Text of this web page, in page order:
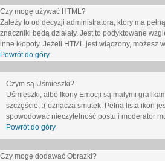
Czy mogę używać HTML?
Zależy to od decyzji administratora, który ma
znaczniki będą działały. Jest to podyktowane
inne kłopoty. Jeżeli HTML jest włączony,
Powrót do góry
Czym są Uśmieszki?
Uśmieszki, albo Ikony Emocji są małymi
szczęście, :( oznacza smutek. Pełna lista ikon
spowodować nieczytelność postu i moderator
Powrót do góry
Czy mogę dodawać Obrazki?